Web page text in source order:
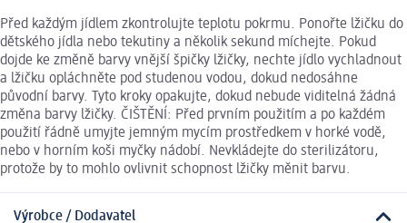
Před každým jídlem zkontrolujte teplotu pokrmu. Ponořte lžičku do
dětského jídla nebo tekutiny a několik sekund míchejte. Pokud
dojde ke změně barvy vnější špičky lžičky, nechte jídlo vychladnout
a lžičku opláchněte pod studenou vodou, dokud nedosáhne
původní barvy. Tyto kroky opakujte, dokud nebude viditelná žádná
změna barvy lžičky. ČIŠTĚNÍ: Před prvním použitím a po každém
použití řádně umyjte jemným mycím prostředkem v horké vodě,
nebo v horním koši myčky nádobí. Nevkládejte do sterilizátoru,
protože by to mohlo ovlivnit schopnost lžičky měnit barvu.
Výrobce / Dodavatel